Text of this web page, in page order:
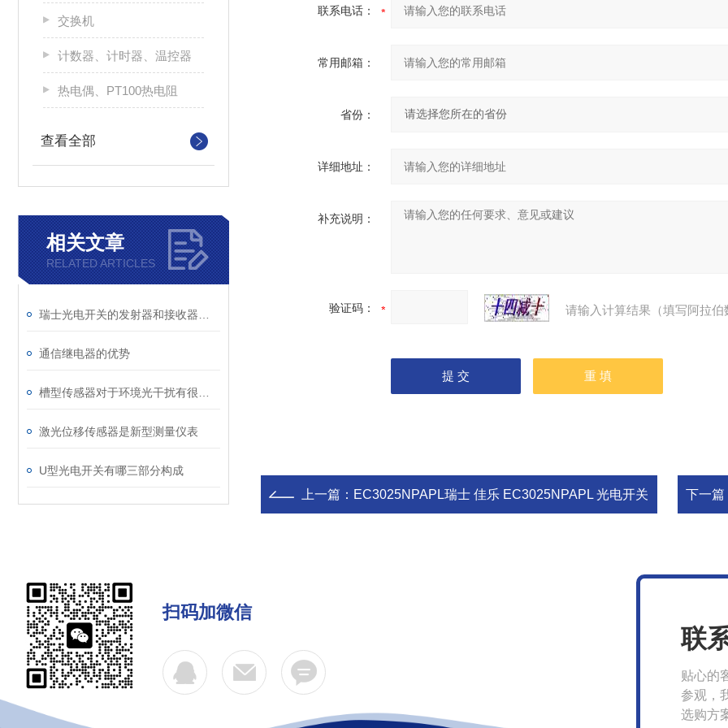
交换机
计数器、计时器、温控器
热电偶、PT100热电阻
查看全部
相关文章
RELATED ARTICLES
通信继电器的优势
激光位移传感器是新型测量仪表
U型光电开关有哪三部分构成
联系电话：
常用邮箱：
省份：
详细地址：
补充说明：
验证码： 请输入计算结果（填写阿拉
上一篇： EC3025NPAPL瑞士 佳乐 EC3025NPAPL 光电开关 下一篇
扫码加微信
联
贴心的
参观，
选购方